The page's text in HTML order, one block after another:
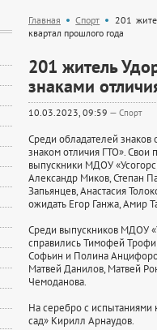
Главная Спорт
201
квартал прошлого года
201 житель
знаками
10.03.2023, 09:59 — Спорт
Среди обладателей знаков
знаком отличия ГТО». Свои
выпускники МДОУ
Александр Миков, Степан
Запьянцев, Анастасия
ожидать Егор Ганжа, Амир
Среди выпускников МДОУ
справились Тимофей
Софьин и Полина
Матвей Данилов, Матвей
Чемоданова.
На серебро с испытаниями
сад» Кирилл Арнаудов.